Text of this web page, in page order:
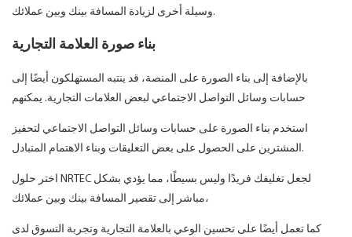
وسيلة أخرى لزيادة المسافة بينك وبين عملائك.
بناء صورة العلامة التجارية
بالإضافة إلى بناء الصورة على المنصة، قد ينتبه المستهلكون أيضًا إلى
حسابات وسائل التواصل الاجتماعي لبعض العلامات التجارية. يمكنهم
استخدم بناء الصورة على حسابات وسائل التواصل الاجتماعي لتحفيز
المشترين على الحصول على بعض التعليقات وبناء الاهتمام المتبادل.
اختر حلول NRTEC لجعل تغليفك فريدًا وليس بسيطًا، مما يؤدي بشكل
مباشر إلى تقصير المسافة بينك وبين عملائك،
كما تعمل أيضًا على تحسين الوعي بالعلامة التجارية وتجربة التسوق لدى